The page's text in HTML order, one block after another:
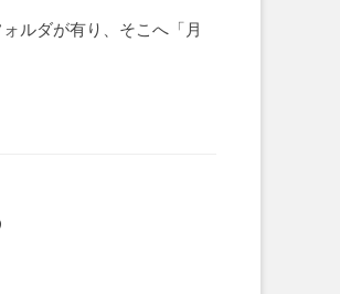
ルダが有り、そこへ「月